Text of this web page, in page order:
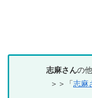
志麻さんの
＞＞「 志麻